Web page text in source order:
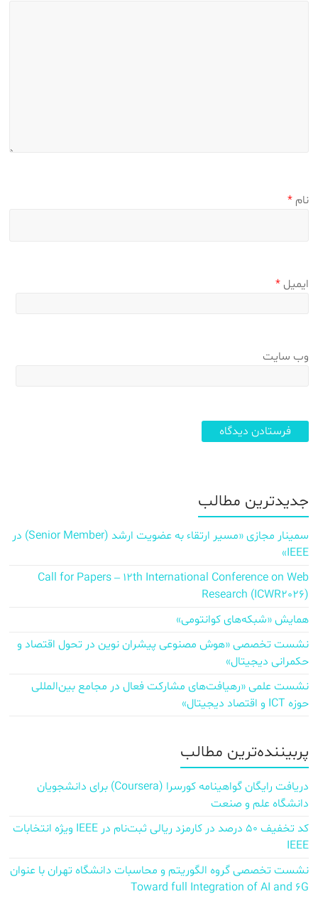
نام*
ایمیل*
وب‌ سایت
جدیدترین مطالب
سمینار مجازی «مسیر ارتقاء به عضویت ارشد (Senior Member) در
IEEE»
Call for Papers – 12th International Conference on Web
Research (ICWR2026)
همایش «شبکه‌های کوانتومی»
نشست تخصصی «هوش مصنوعی پیشران نوین در تحول اقتصاد و
حکمرانی دیجیتال»
نشست علمی «رهیافت‌های مشارکت فعال در مجامع بین‌المللی
حوزه ICT و اقتصاد دیجیتال»
پربیننده‌ترین مطالب
دریافت رایگان گواهینامه کورسرا (Coursera) برای دانشجویان
دانشگاه علم و صنعت
کد تخفیف ۵۰ درصد در کارمزد ریالی ثبت‌نام در IEEE ویژه انتخابات
IEEE
نشست تخصصی گروه الگوریتم و محاسبات دانشگاه تهران با عنوان
Toward full Integration of AI and 6G